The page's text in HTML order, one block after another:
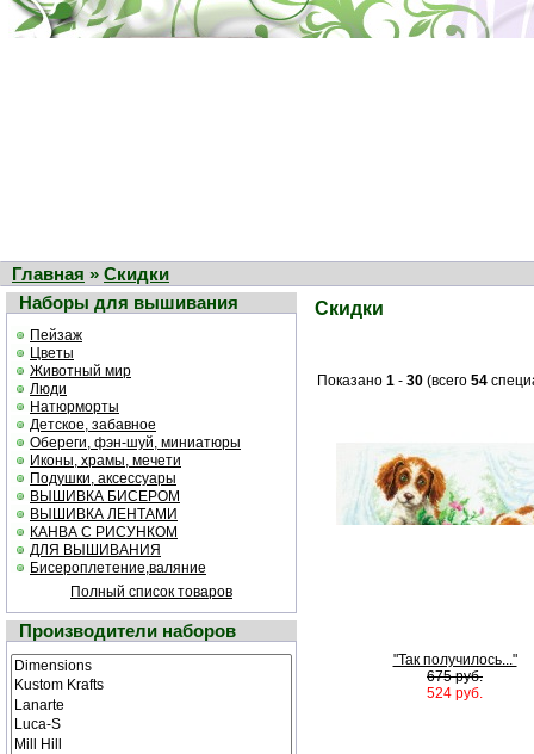
Главная » Скидки
Наборы для вышивания
Пейзаж
Цветы
Животный мир
Люди
Натюрморты
Детское, забавное
Обереги, фэн-шуй, миниатюры
Иконы, храмы, мечети
Подушки, аксессуары
ВЫШИВКА БИСЕРОМ
ВЫШИВКА ЛЕНТАМИ
КАНВА С РИСУНКОМ
ДЛЯ ВЫШИВАНИЯ
Бисероплетение,валяние
Полный список товаров
Производители наборов
Скидки
Показано 1 - 30 (всего 54
"Так получилось..."
675 руб.
524 руб.